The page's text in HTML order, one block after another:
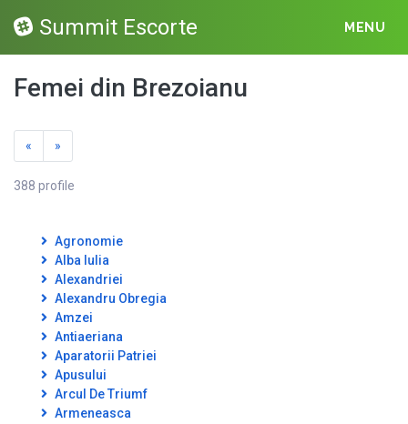
Summit Escorte MENU
Femei din Brezoianu
« »
388 profile
Agronomie
Alba Iulia
Alexandriei
Alexandru Obregia
Amzei
Antiaeriana
Aparatorii Patriei
Apusului
Arcul De Triumf
Armeneasca